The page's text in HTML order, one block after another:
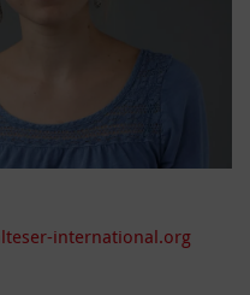
international.org